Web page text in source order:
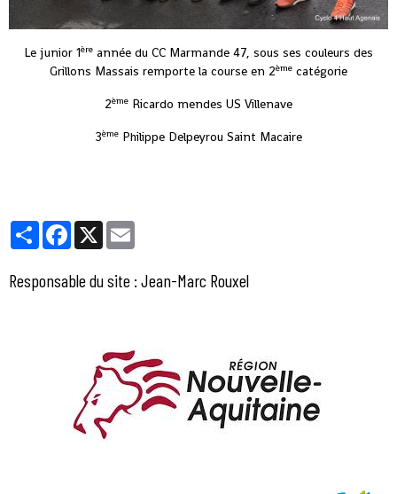
Le junior 1ère année du CC Marmande 47, sous ses couleurs des
Grillons Massais remporte la course en 2ème catégorie
2ème Ricardo mendes US Villenave
3ème Philippe Delpeyrou Saint Macaire
PartagerFacebook
X
Responsable du site : Jean-Marc Rouxel